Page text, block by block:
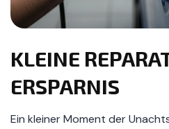
KLEINE
RSPARNIS
Ein kleiner Moment der